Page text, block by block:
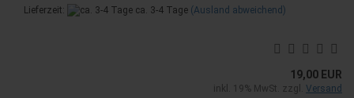
Lieferzeit: ca. 3-4 Tage (Ausland abweichend)
19,00 EUR
inkl. 19% MwSt. zzgl. Versand